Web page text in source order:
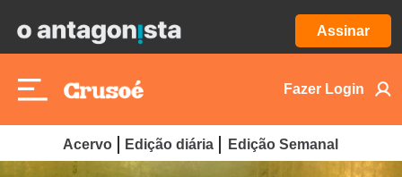
Assinar
Fazer Login
Acervo Edição diária Edição Semanal